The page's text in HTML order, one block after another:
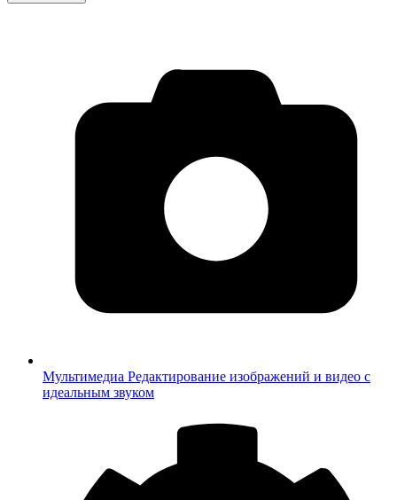
Мультимедиа Редактирование изображений и видео с
идеальным звуком